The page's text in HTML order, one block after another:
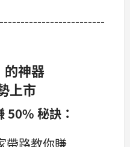
的神器
上市
50% 秘訣：